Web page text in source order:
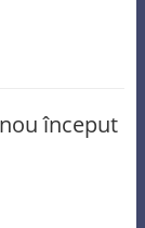
început